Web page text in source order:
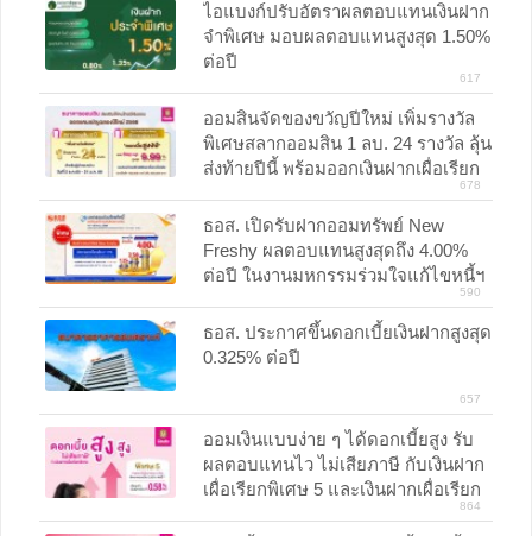
ไอแบงก์ปรับอัตราผลตอบแทนเงินฝาก
จำพิเศษ มอบผลตอบแทนสูงสุด 1.50%
ต่อปี
617
ออมสินจัดของขวัญปีใหม่ เพิ่มรางวัล
พิเศษสลากออมสิน 1 ลบ. 24 รางวัล ลุ้น
ส่งท้ายปีนี้ พร้อมออกเงินฝากเผื่อเรียก
ดอกเบี้ยขั้นบันไดสูงสุด 9.99% ไม่หัก
ภาษี
678
ธอส. เปิดรับฝากออมทรัพย์ New
Freshy ผลตอบแทนสูงสุดถึง 4.00%
ต่อปี ในงานมหกรรมร่วมใจแก้ไขหนี้ฯ
590
ธอส. ประกาศขึ้นดอกเบี้ยเงินฝากสูงสุด
0.325% ต่อปี
657
ออมเงินแบบง่าย ๆ ได้ดอกเบี้ยสูง รับ
ผลตอบแทนไว ไม่เสียภาษี กับเงินฝาก
เผื่อเรียกพิเศษ 5 และเงินฝากเผื่อเรียก
864